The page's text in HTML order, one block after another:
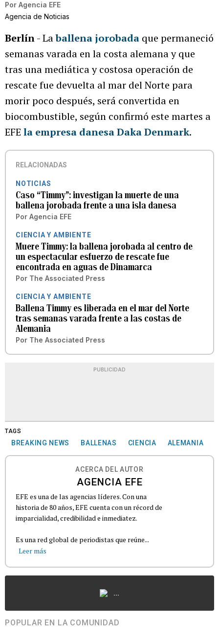
Por Agencia EFE
Agencia de Noticias
Berlín- Laballena jorobada que permaneció
semanas varada en la costa alemana y que
tras una mediática y costosa operación de
rescate fue devuelta al mar del Norte para
morir poco después, será convertida en
biocombustible, según confirmó este martes a
EFE la empresa danesa Daka Denmark.
RELACIONADAS
NOTICIAS
Caso “Timmy”: investigan la muerte de una
ballena jorobada frente a una isla danesa
Por Agencia EFE
CIENCIA Y AMBIENTE
Muere Timmy: la ballena jorobada al centro de
un espectacular esfuerzo de rescate fue
encontrada en aguas de Dinamarca
Por The Associated Press
CIENCIA Y AMBIENTE
Ballena Timmy es liberada en el mar del Norte
tras semanas varada frente a las costas de
Alemania
Por The Associated Press
PUBLICIDAD
TAGS
BREAKING NEWS BALLENAS CIENCIA ALEMANIA
ACERCA DEL AUTOR
AGENCIA EFE
EFE es una de las agencias líderes. Con una
historia de 80 años, EFE cuenta con un récord de
imparcialidad, credibilidad e inmediatez.
Es una red global de periodistas que reúne...
Leer más
...
POPULAR EN LA COMUNIDAD